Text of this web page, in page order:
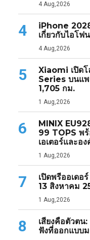
4 Aug,2026
4
iPhone
เกี่ยวกับไอโฟ
4 Aug,2026
5
Xiaomi เปิด
Series บนแ
1,705 กม.
1 Aug,2026
6
MINIX
99 TOPS พ
เอเตอร์และอ
1 Aug,2026
7
เปิดพรีออเด
13 สิงหาคม
1 Aug,2026
8
เสียงคือตัวต
ฟังที่ออกแบบ